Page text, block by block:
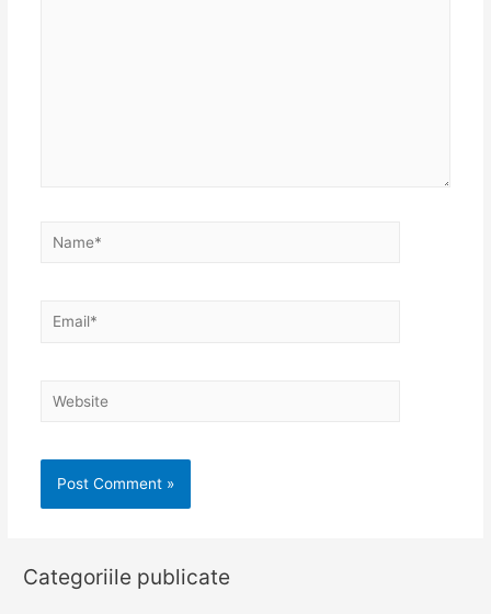
Name*
Email*
Website
Categoriile publicate